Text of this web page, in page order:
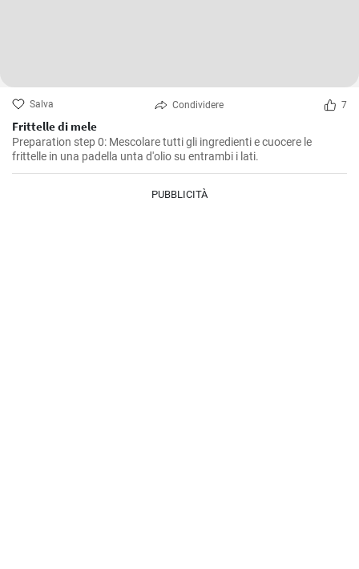
Salva Condividere 7
Frittelle di mele
Preparation step 0: Mescolare tutti gli ingredienti e cuocere le
frittelle in una padella unta d'olio su entrambi i lati.
PUBBLICITÀ